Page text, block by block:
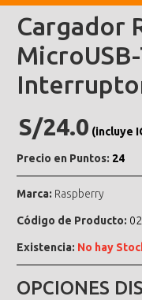
Cargador
S/24.0 (incluye
Precio en Puntos: 24
Marca: Raspberry
Código de Producto:
Existencia: No hay
OPCIONES